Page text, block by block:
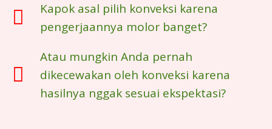
Kapok asal pilih konveksi karena
pengerjaannya molor banget?
Atau mungkin Anda pernah
dikecewakan oleh konveksi karena
hasilnya nggak sesuai ekspektasi?